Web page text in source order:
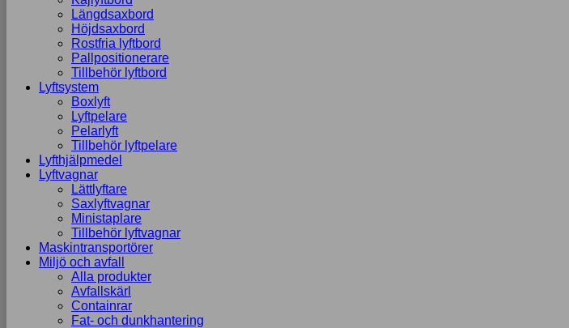
Längdsaxbord
Höjdsaxbord
Rostfria lyftbord
Pallpositionerare
Tillbehör lyftbord
Lyftsystem
Boxlyft
Lyftpelare
Pelarlyft
Tillbehör lyftpelare
Lyfthjälpmedel
Lyftvagnar
Lättlyftare
Saxlyftvagnar
Ministaplare
Tillbehör lyftvagnar
Maskintransportörer
Miljö och avfall
Alla produkter
Avfallskärl
Containrar
Fat- och dunkhantering